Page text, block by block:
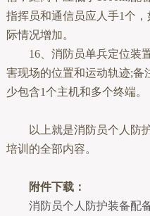
指挥员和通信员应人手1个
际情况增加。
16、消防员单兵定位装
害现场的位置和运动轨迹;备
少包含1个主机和多个终端。
以上就是消防员个人防
培训的全部内容。
附件下载：
消防员个人防护装备配